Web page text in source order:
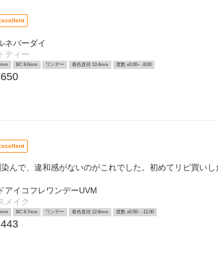
ネバーダイ
ティー
BC 8.6mm ワンデー 着色直径 13.4mm 度数 ±0.00~ -8.00
んで、違和感がないのがこれでした。初めてリピ買いし
アイコフレワンデーUVM
メイク
BC 8.7mm ワンデー 着色直径 12.8mm 度数 ±0.00~ -12.00